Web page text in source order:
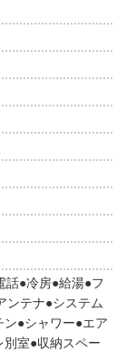
話 冷房 給湯 フ
ンテナ システム
ン シャワー エア
別室 収納スペー